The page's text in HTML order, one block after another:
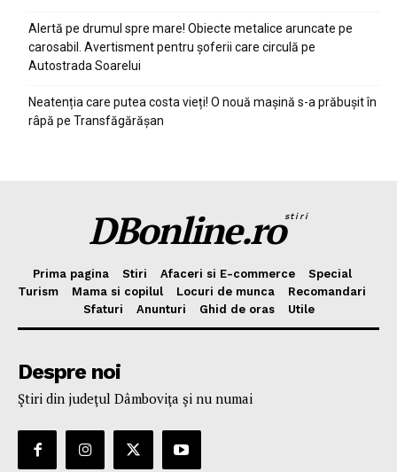
Alertă pe drumul spre mare! Obiecte metalice aruncate pe
carosabil. Avertisment pentru șoferii care circulă pe
Autostrada Soarelui
Neatenția care putea costa vieți! O nouă mașină s-a prăbușit în
râpă pe Transfăgărășan
DBonline.rostiri
Prima pagina Stiri Afaceri si E-commerce
Special
Turism
Mama si copilul Locuri de munca
Recomandari
Sfaturi
Anunturi Ghid de oras Utile
Despre noi
Ştiri din judeţul Dâmboviţa şi nu numai